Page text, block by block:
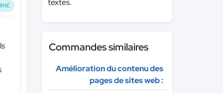
textes.
Commandes similaires
Amélioration du contenu des
pages de sites web :